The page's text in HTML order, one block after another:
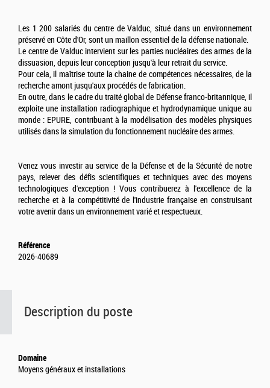
Description du poste
Domaine
Moyens généraux et installations
Les 1 200 salariés du centre de Valduc, situé dans un environnement
préservé en Côte d'Or, sont un maillon essentiel de la défense nationale.
Le centre de Valduc intervient sur les parties nucléaires des armes de la
dissuasion, depuis leur conception jusqu'à leur retrait du service.
Pour cela, il maîtrise toute la chaine de compétences nécessaires, de la
recherche amont jusqu'aux procédés de fabrication.
En outre, dans le cadre du traité global de Défense franco-britannique, il
exploite une installation radiographique et hydrodynamique unique au
monde : EPURE, contribuant à la modélisation des modèles physiques
utilisés dans la simulation du fonctionnement nucléaire des armes.
Venez vous investir au service de la Défense et de la Sécurité de notre
pays, relever des défis scientifiques et techniques avec des moyens
technologiques d'exception ! Vous contribuerez à l'excellence de la
recherche et à la compétitivité de l'industrie française en construisant
votre avenir dans un environnement varié et respectueux.
Référence
2026-40689